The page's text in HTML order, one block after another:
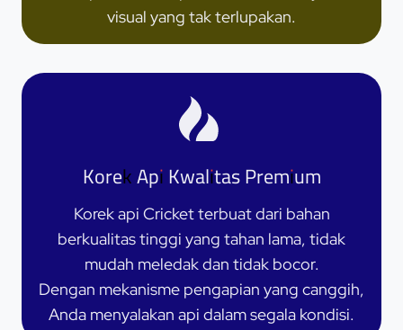
visual yang tak terlupakan.
Korek Api Kwalitas Premium
Korek api Cricket terbuat dari bahan
berkualitas tinggi yang tahan lama, tidak
mudah meledak dan tidak bocor.
Dengan mekanisme pengapian yang canggih,
Anda menyalakan api dalam segala kondisi.